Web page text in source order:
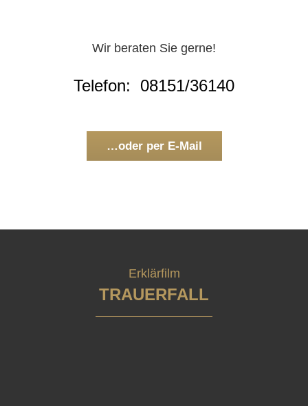
Wir beraten Sie gerne!
Telefon: 08151/36140
…oder per E-Mail
Erklärfilm
TRAUERFALL